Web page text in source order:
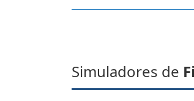
Simuladores de